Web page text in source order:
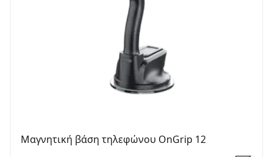
Μαγνητική βάση τηλεφώνου OnGrip 12